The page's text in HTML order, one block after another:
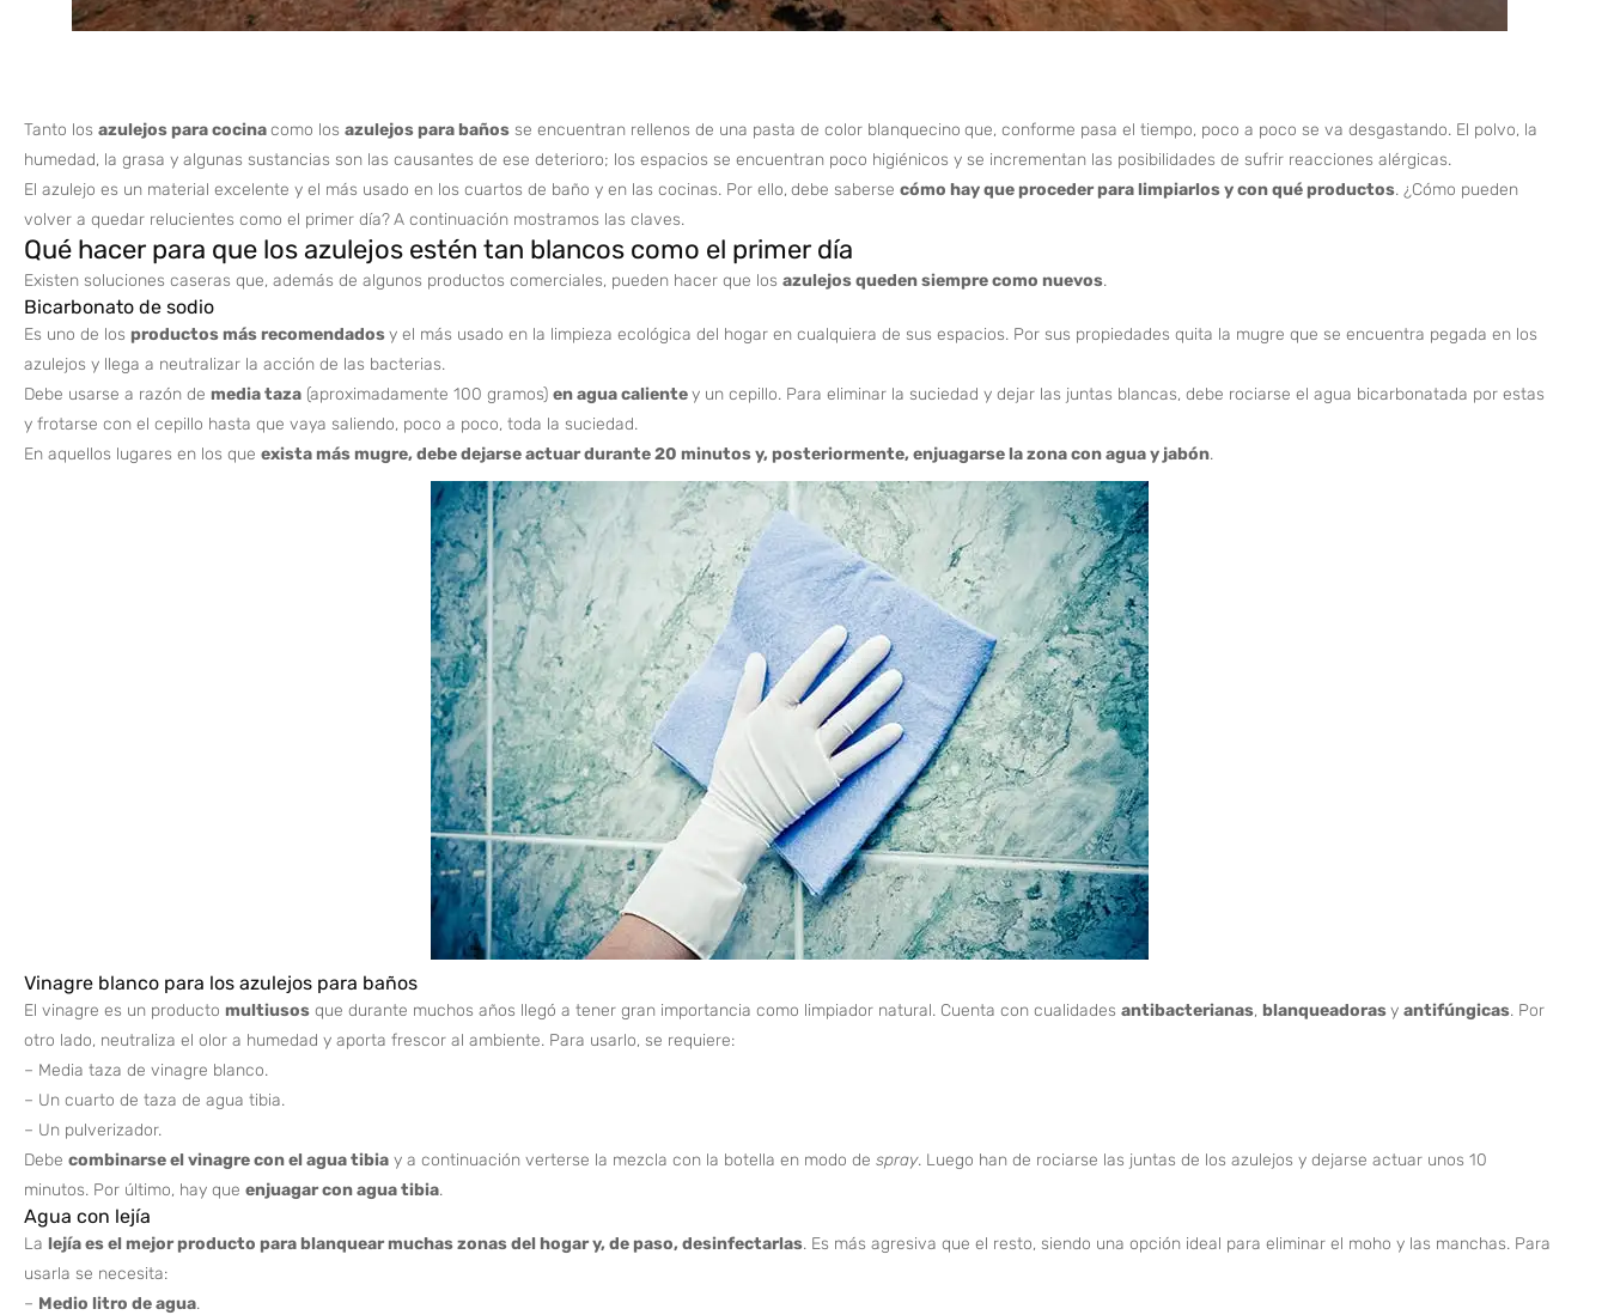
Tanto los azulejos para cocinacomo los azulejos para baños se encuentran rellenos de una pasta de color blanquecino que, conforme pasa el tiempo, poco a poco se va desgastando. El polvo, la
humedad, la grasa y algunas sustancias son las causantes de ese deterioro; los espacios se encuentran poco higiénicos y se incrementan las posibilidades de sufrir reacciones alérgicas.
El azulejo es un material excelente y el más usado en los cuartos de baño y en las cocinas. Por ello, debe saberse cómo hay que proceder para limpiarlos y con qué productos. ¿Cómo pueden
volver a quedar relucientes como el primer día?A continuación mostramos las claves.
Qué hacer para que los azulejos estén tan blancos como el primer día
Existen soluciones caseras que, además de algunos productos comerciales, pueden hacer que los azulejos queden siempre como nuevos.
Bicarbonato de sodio
Es uno de los productos más recomendadosy el más usado en la limpieza ecológica del hogar en cualquiera de sus espacios. Por sus propiedades quita la mugre que se encuentra pegada en los
azulejos y llega a neutralizar la acción de las bacterias.
Debe usarse a razón de media taza (aproximadamente 100 gramos) en agua calientey un cepillo. Para eliminar la suciedad y dejar las juntas blancas, debe rociarse el agua bicarbonatada por estas
y frotarse con el cepillo hasta que vaya saliendo, poco a poco, toda la suciedad.
En aquellos lugares en los que exista más mugre, debe dejarse actuar durante 20 minutos y, posteriormente, enjuagarse la zona con agua y jabón.
Vinagre blanco para los azulejos para baños
El vinagre es un producto multiusos que durante muchos años llegó a tener gran importancia como limpiador natural. Cuenta con cualidades antibacterianas, blanqueadorasy antifúngicas. Por
otro lado, neutraliza el olor a humedad y aporta frescor al ambiente. Para usarlo, se requiere:
– Media taza de vinagre blanco.
– Un cuarto de taza de agua tibia.
– Un pulverizador.
Debe combinarse el vinagre con el agua tibia y a continuación verterse la mezcla con la botella en modo de spray. Luego han de rociarse las juntas de los azulejos y dejarse actuar unos 10
minutos. Por último, hay que enjuagar con agua tibia.
Agua con lejía
La lejía es el mejor producto para blanquear muchas zonas del hogar y, de paso, desinfectarlas. Es más agresiva que el resto, siendo una opción ideal para eliminar el moho y las manchas. Para
usarla se necesita:
– Medio litro de agua.